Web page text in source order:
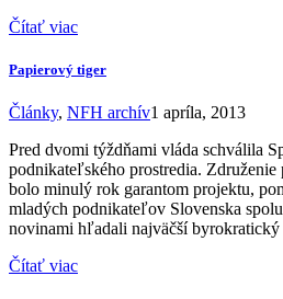
Čítať viac
Papierový tiger
Články, NFH archív1 apríla, 2013
Pred dvomi týždňami vláda schválila
podnikateľského prostredia.
bolo minulý rok garantom projektu,
mladých podnikateľov Slovenska
novinami hľadali najväčší
Čítať viac